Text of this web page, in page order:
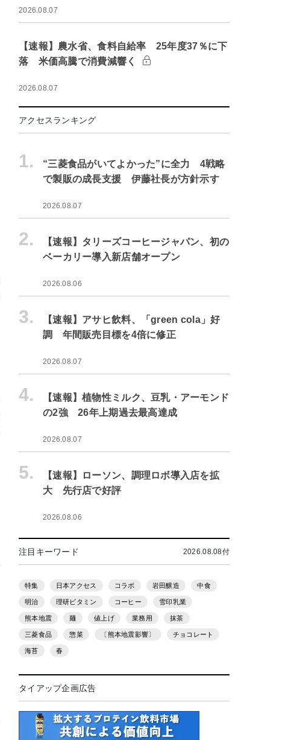
2026.08.07
【速報】農水省、食料自給率 25年度37％に下
落 米価高騰で消費減響く
2026.08.07
アクセスランキング
1.
“三菱食品がいてよかった”に全力 4戦略
で製販の成長支援 伊藤社長が方針示す
2026.08.07
2.
【速報】タリーズコーヒージャパン、初の
ベーカリー導入新店舗オープン
2026.08.06
3.
【速報】アサヒ飲料、「green cola」好
調 年間販売目標を4倍に修正
2026.08.07
4.
【速報】植物性ミルク、豆乳・アーモンド
の2強 26年上期過去最高達成
2026.08.07
5.
【速報】ローソン、調理ロボ導入店を拡
大 先行店で好評
2026.08.06
注目キーワード 2026.08.08付
特集 日本アクセス コラボ 岩田醸造 中食
明治 理研ビタミン コーヒー 雪印乳業
熊本地震 麺 値上げ 業務用 抹茶
三菱食品 惣菜 〔熊本地震影響〕 チョコレート
海苔 春
タイアップ企画広告